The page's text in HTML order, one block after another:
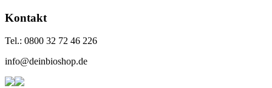
Kontakt
Tel.: 0800 32 72 46 226
info@deinbioshop.de